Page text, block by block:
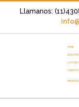
Llamanos:
HOME
LISTA DE